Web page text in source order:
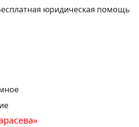
юридическая помощь